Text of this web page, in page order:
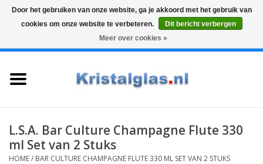
Graveren
Karaffen
Glas graveren
L.S.A. Bar Culture Champagne Flute 330
ml Set van 2 Stuks
HOME/ BAR CULTURE CHAMPAGNE FLUTE 330 ML SET VAN 2 STUKS
Door het gebruiken van onze website, ga je akkoord met het gebruik van
cookies om onze website te verbeteren.
Dit bericht verbergen
Meer over cookies »